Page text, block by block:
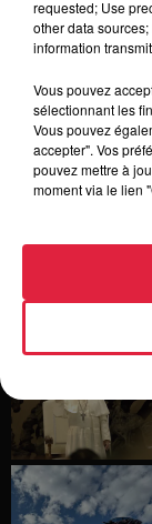
requested; Use
other data
information
Vous pouvez
sélectionnant les
Vous pouvez
accepter". Vos
pouvez mettre à
moment via le lien